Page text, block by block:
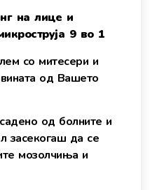
на лице и
9 во 1
со митесери и
од Вашето
од болните и
засекогаш да се
мозолчиња и